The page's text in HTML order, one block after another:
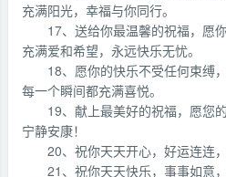
充满阳光，幸福与你同行。
17、送给你最温馨的祝福，愿
充满爱和希望，永远快乐无忧。
18、愿你的快乐不受任何束缚
每一个瞬间都充满喜悦。
19、献上最美好的祝福，愿您
宁静安康！
20、祝你天天开心，好运连连
21、祝你天天快乐，事事如意